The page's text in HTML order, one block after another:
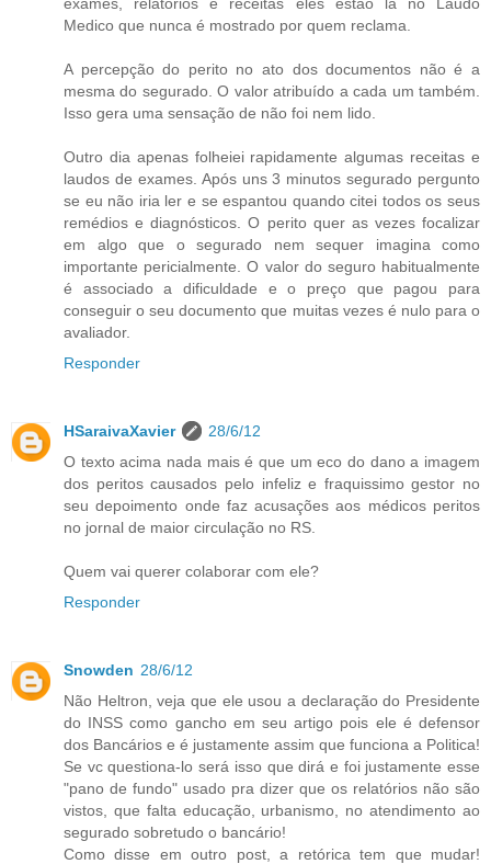
Medico que nunca é mostrado por quem reclama.
A percepção do perito no ato dos documentos não é a
mesma do segurado. O valor atribuído a cada um também.
Isso gera uma sensação de não foi nem lido.
Outro dia apenas folheiei rapidamente algumas receitas e
laudos de exames. Após uns 3 minutos segurado pergunto
se eu não iria ler e se espantou quando citei todos os seus
remédios e diagnósticos. O perito quer as vezes focalizar
em algo que o segurado nem sequer imagina como
importante pericialmente. O valor do seguro habitualmente
é associado a dificuldade e o preço que pagou para
conseguir o seu documento que muitas vezes é nulo para o
avaliador.
Responder
HSaraivaXavier
28/6/12
O texto acima nada mais é que um eco do dano a imagem
dos peritos causados pelo infeliz e fraquissimo gestor no
seu depoimento onde faz acusações aos médicos peritos
no jornal de maior circulação no RS.
Quem vai querer colaborar com ele?
Responder
Snowden 28/6/12
Não Heltron, veja que ele usou a declaração do Presidente
do INSS como gancho em seu artigo pois ele é defensor
dos Bancários e é justamente assim que funciona a Politica!
Se vc questiona-lo será isso que dirá e foi justamente esse
"pano de fundo" usado pra dizer que os relatórios não são
vistos, que falta educação, urbanismo, no atendimento ao
segurado sobretudo o bancário!
Como disse em outro post, a retórica tem que mudar!